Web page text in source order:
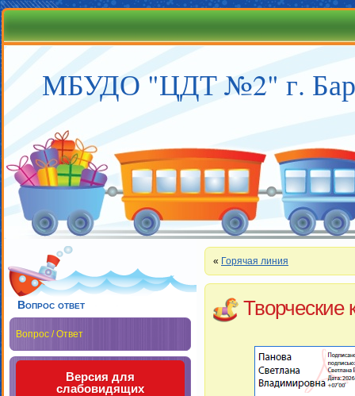
МБУДО "ЦДТ №2" г.
Вопрос ответ
Вопрос / Ответ
Версия для
слабовидящих
« Горячая линия
Творческие